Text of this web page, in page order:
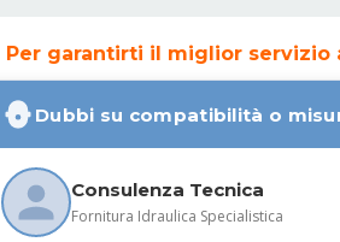
Per garantirti il miglior
Dubbi su compatibilità o
Consulenza Tecnica
Fornitura Idraulica Specialistica